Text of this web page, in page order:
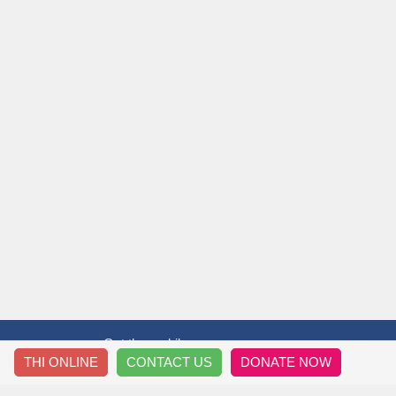
Get the mobile app
THI ONLINE CONTACT US DONATE NOW
T&T THẦY TRÒ